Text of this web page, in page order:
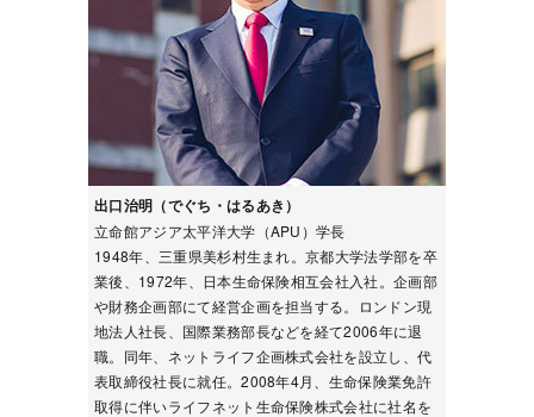
出口治明（でぐち・はるあき）
立命館アジア太平洋大学（APU）学長
1948年、三重県美杉村生まれ。京都大学法学部を卒
業後、1972年、日本生命保険相互会社入社。企画部
や財務企画部にて経営企画を担当する。ロンドン現
地法人社長、国際業務部長などを経て2006年に退
職。同年、ネットライフ企画株式会社を設立し、代
表取締役社長に就任。2008年4月、生命保険業免許
取得に伴いライフネット生命保険株式会社に社名を